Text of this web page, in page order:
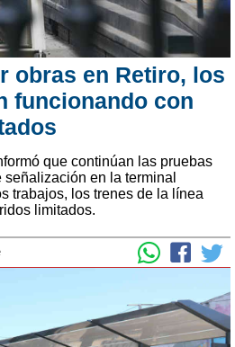
obras en Retiro, los
funcionando con
que continúan las pruebas
en la terminal
trabajos, los trenes de la línea
limitados.